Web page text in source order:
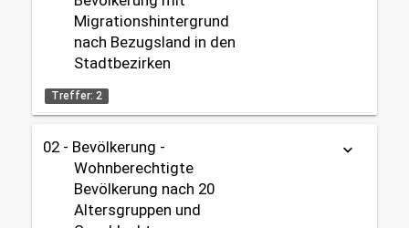
Zeitbezug:
1999 - 2025
Datenherkunft: Bürgeramt (Melderegister)
Themen:
Gebietseinteilung:
Stadtbezirke
Migrationshintergrund
nach Bezugsland in den
Stadtbezirken
Treffer: 2
Tabelle
Datenherkunft: Bürgeramt (Melderegister)
02 - Bevölkerung -
Wohnberechtigte
Bevölkerung nach 20
Altersgruppen und
keyboard_arrow_down